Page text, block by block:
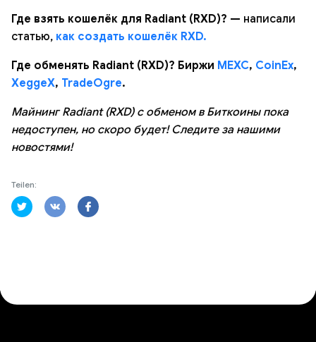
Где взять кошелёк для Radiant (RXD)? — написали
статью, как создать кошелёк RXD.
Где обменять Radiant (RXD)? Биржи MEXC, CoinEx,
XeggeX, TradeOgre.
Майнинг Radiant (RXD) с обменом в Биткоины пока
недоступен, но скоро будет! Следите за нашими
новостями!
Teilen: